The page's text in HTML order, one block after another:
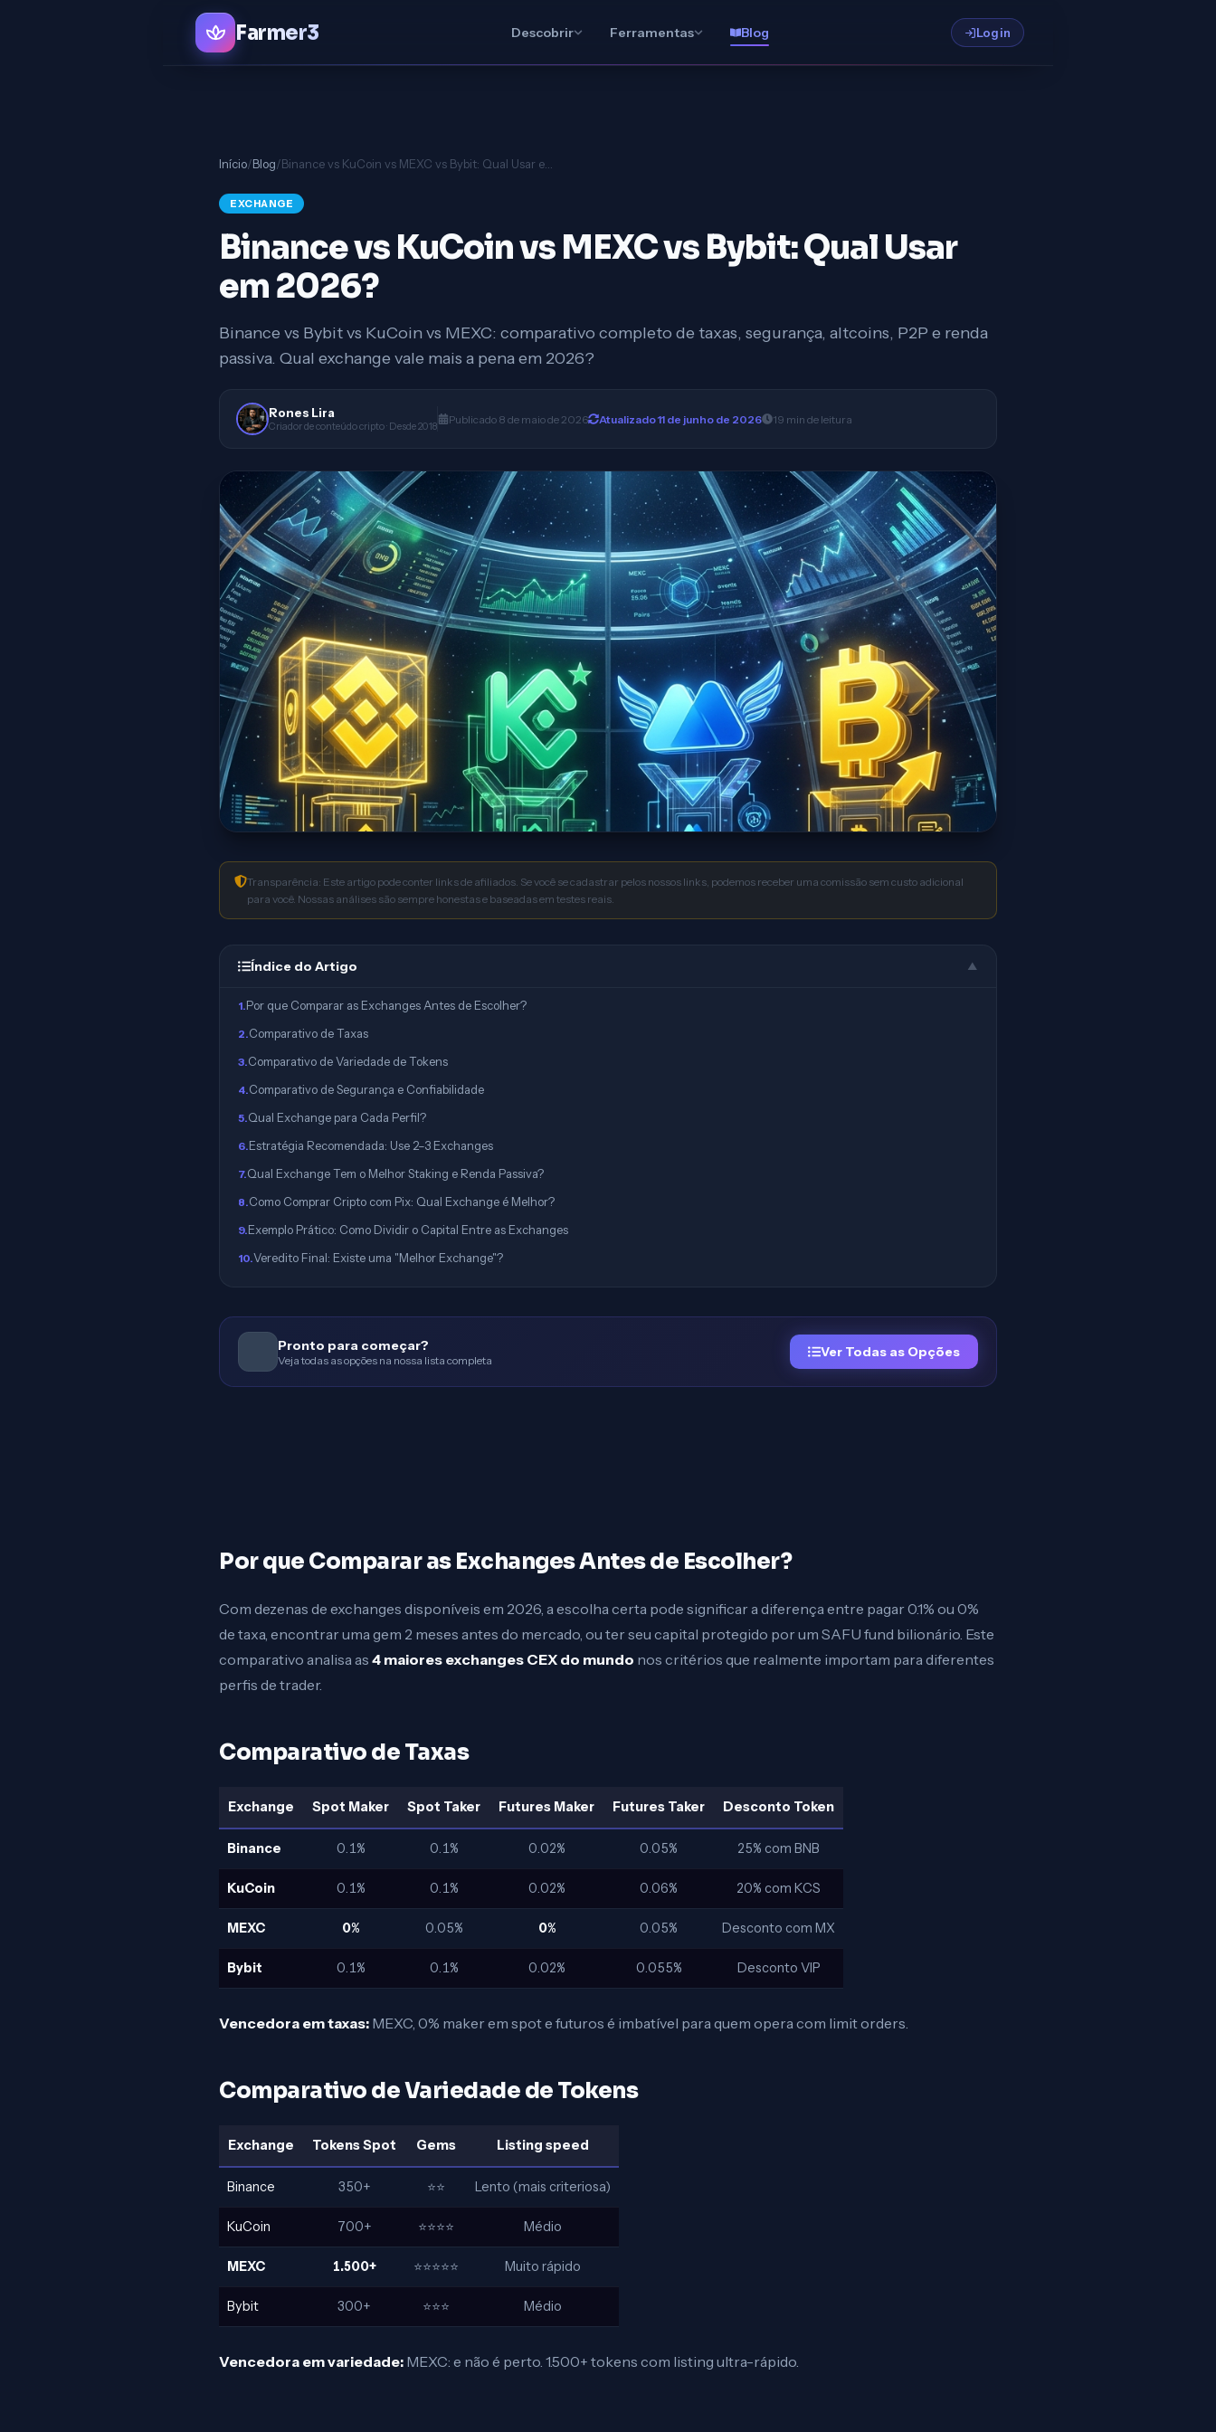
Farmer3 Descobrir Ferramentas Blog Login
Início/Blog/
EXCHANGE
Binance vs KuCoin vs MEXC vs Bybit: Qual Usar
em 2026?
Binance vs Bybit vs KuCoin vs MEXC: comparativo completo de taxas, segurança, altcoins, P2P e renda
passiva. Qual exchange vale mais a pena em 2026?
Rones Lira
Criador de conteúdo cripto · Desde 2018
Publicado 8 de maio de 2026 Atualizado11 de junho de 2026 19 min de leitura
Transparência: Este artigo pode conter links de afiliados. Se você se cadastrar pelos nossos links, podemos receber uma comissão sem custo adicional
para você. Nossas análises são sempre honestas e baseadas em testes reais.
Índice do Artigo ▲
1.Por que Comparar as Exchanges Antes de Escolher?
2.Comparativo de Taxas
3.Comparativo de Variedade de Tokens
4.Comparativo de Segurança e Confiabilidade
5.Qual Exchange para Cada Perfil?
6.Estratégia Recomendada: Use 2–3 Exchanges
7.Qual Exchange Tem o Melhor Staking e Renda Passiva?
8.Como Comprar Cripto com Pix: Qual Exchange é Melhor?
9.Exemplo Prático: Como Dividir o Capital Entre as Exchanges
10.Veredito Final: Existe uma "Melhor Exchange"?
Pronto para começar?
Veja todas as opções na nossa lista completa Ver Todas as Opções
Por que Comparar as Exchanges Antes de Escolher?
Com dezenas de exchanges disponíveis em 2026, a escolha certa pode significar a diferença entre pagar 0.1% ou 0%
de taxa, encontrar uma gem 2 meses antes do mercado, ou ter seu capital protegido por um SAFU fund bilionário. Este
comparativo analisa as 4 maiores exchanges CEX do mundo nos critérios que realmente importam para diferentes
perfis de trader.
Comparativo de Taxas
Exchange Spot Maker Spot Taker Futures Maker Futures Taker Desconto Token
Binance 0.1% 0.1% 0.02% 0.05% 25% com BNB
KuCoin 0.1% 0.1% 0.02% 0.06% 20% com KCS
MEXC 0% 0.05% 0% 0.05% Desconto com MX
Bybit 0.1% 0.1% 0.02% 0.055% Desconto VIP
Vencedora em taxas: MEXC, 0% maker em spot e futuros é imbatível para quem opera com limit orders.
Comparativo de Variedade de Tokens
Exchange Tokens Spot Gems Listing speed
Binance 350+ ⭐⭐ Lento (mais criteriosa)
KuCoin 700+ ⭐⭐⭐⭐ Médio
MEXC 1.500+ ⭐⭐⭐⭐⭐ Muito rápido
Bybit 300+ ⭐⭐⭐ Médio
Vencedora em variedade: MEXC: e não é perto. 1.500+ tokens com listing ultra-rápido.